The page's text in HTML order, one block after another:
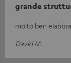
grande
molto ben
David M.